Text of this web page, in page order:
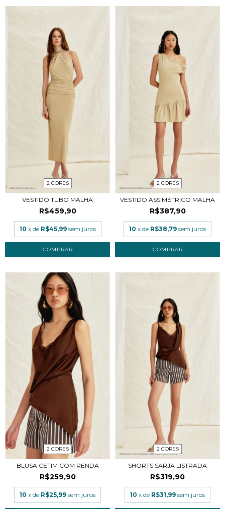
2 CORES
VESTIDO TUBO MALHA
R$459,90
10 x de R$45,99 sem juros
COMPRAR
2 CORES
VESTIDO ASSIMÉTRICO MALHA
R$387,90
10 x de R$38,79 sem juros
COMPRAR
2 CORES
BLUSA CETIM COM RENDA
R$259,90
10 x de R$25,99 sem juros
2 CORES
SHORTS SARJA LISTRADA
R$319,90
10 x de R$31,99 sem juros